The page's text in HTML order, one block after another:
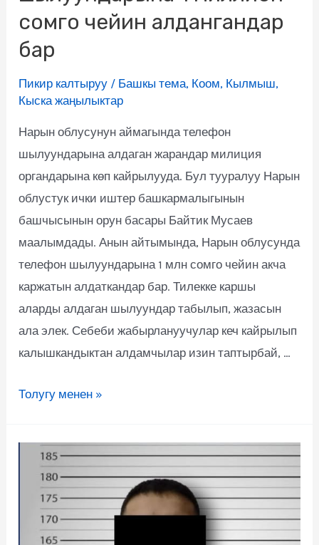
сомго чейин алдангандар
бар
Пикир калтыруу / Башкы тема, Коом, Кылмыш,
Кыска жаңылыктар
Нарын облусунун аймагында телефон
шылуундарына алдаган жарандар милиция
органдарына көп кайрылууда. Бул тууралуу Нарын
облустук ички иштер башкармалыгынын
башчысынын орун басары Байтик Мусаев
маалымдады. Анын айтымында, Нарын облусунда
телефон шылуундарына 1 млн сомго чейин акча
каржатын алдаткандар бар. Тилекке каршы
аларды алдаган шылуундар табылып, жазасын
ала элек. Себеби жабырлануучулар кеч кайрылып
калышкандыктан алдамчылар изин таптырбай, …
Толугу менен »